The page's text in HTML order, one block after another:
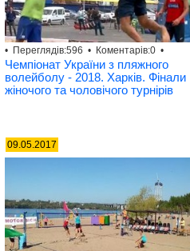
• Переглядів:596 • Коментарів:0 •
Чемпіонат України з пляжного
волейболу - 2018. Харків. Фінали
жіночого та чоловічого турнірів
09.05.2017